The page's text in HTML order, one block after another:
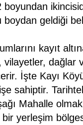
boyundan
boydan geldiği
kayıt
vilayetler, dağlar
İşte Kayı
sahiptir.
Mahalle
yerleşim